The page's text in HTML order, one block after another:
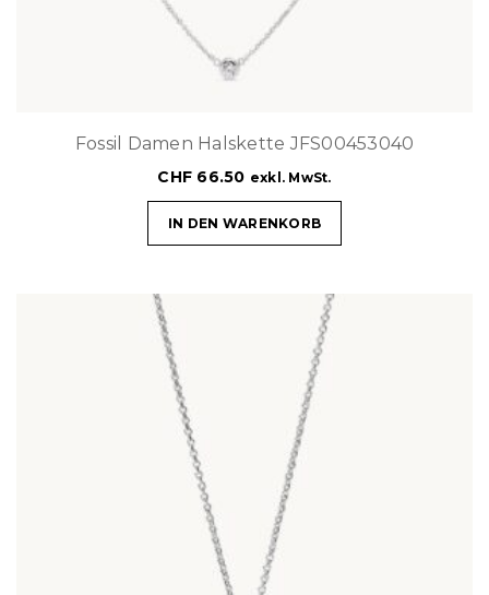
Fossil Damen Halskette JFS00453040
CHF 66.50 exkl. MwSt.
IN DEN WARENKORB